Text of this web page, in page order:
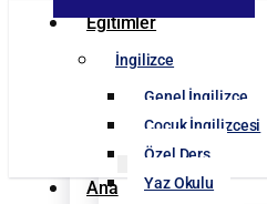
Eğitimler
İngilizce
Genel İngilizce
Çocuk İngilizcesi
Özel Ders
Yaz Okulu
Ana